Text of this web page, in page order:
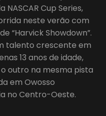
Cup Series,
neste verão com
“Harvick Showdown”.
talento crescente em
13 anos de idade,
outro na mesma pista
em Owosso
no Centro-Oeste.